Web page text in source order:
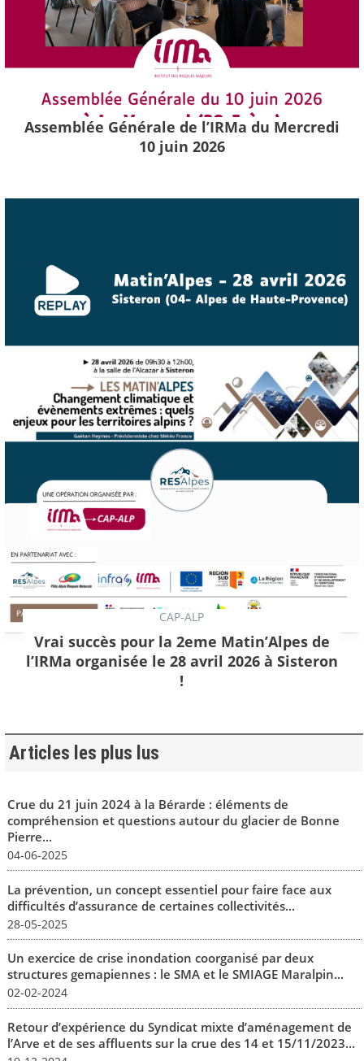
Assemblée Générale de l’IRMa du Mercredi
10 juin 2026
CAP-ALP
Vrai succès pour la 2eme Matin’Alpes de
l’IRMa organisée le 28 avril 2026 à Sisteron
!
Articles les plus lus
Crue du 21 juin 2024 à la Bérarde : éléments de
compréhension et questions autour du glacier de Bonne
Pierre...
04-06-2025
La prévention, un concept essentiel pour faire face aux
difficultés d’assurance de certaines collectivités...
28-05-2025
Un exercice de crise inondation coorganisé par deux
structures gemapiennes : le SMA et le SMIAGE Maralpin...
02-02-2024
Retour d’expérience du Syndicat mixte d’aménagement de
l’Arve et de ses affluents sur la crue des 14 et 15/11/2023...